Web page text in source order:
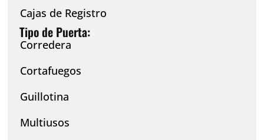
Cajas de Registro
Tipo de Puerta:
Corredera
Cortafuegos
Guillotina
Multiusos